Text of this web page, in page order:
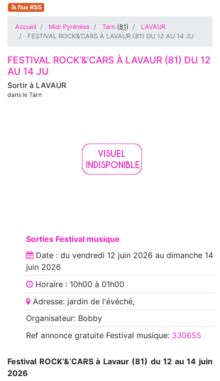
flux RSS
Accueil Midi Pyrénées Tarn (81)
LAVAUR
FESTIVAL ROCK’&’CARS À LAVAUR (81) DU 12 AU 14 JU
Sortir à LAVAUR
dans le Tarn
FESTIVAL ROCK’&’CARS À LAVAUR (81) DU 12
AU 14 JU
Sorties Festival musique
Date : du vendredi 12 juin 2026 au dimanche 14
juin 2026
Horaire : 10h00 à 01h00
Adresse: jardin de l'évéché,
Organisateur: Bobby
Ref annoncegratuite Festival musique: 330655
Festival ROCK’&’CARS à Lavaur (81) du 12 au 14 juin
2026